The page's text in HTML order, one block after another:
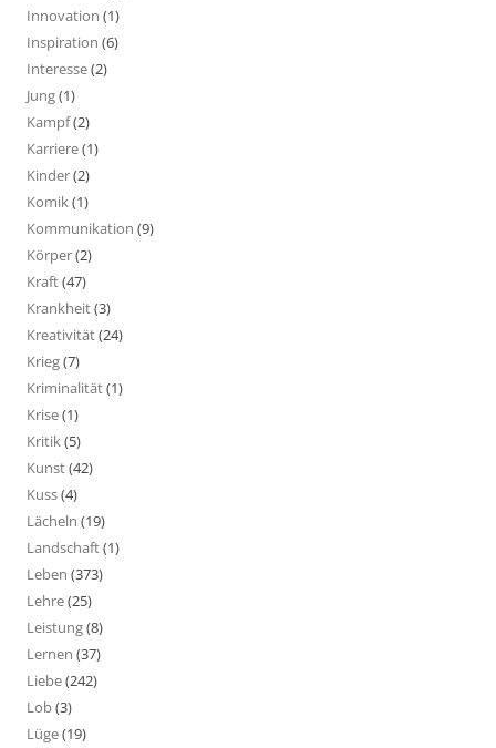
Innovation (1)
Inspiration (6)
Interesse(2)
Jung(1)
Kampf(2)
Karriere(1)
Kinder(2)
Komik(1)
Kommunikation (9)
Körper(2)
Kraft(47)
Krankheit(3)
Kreativität(24)
Krieg(7)
Kriminalität(1)
Krise(1)
Kritik(5)
Kunst(42)
Kuss(4)
Lächeln (19)
Landschaft(1)
Leben (373)
Lehre(25)
Leistung(8)
Lernen (37)
Liebe(242)
Lob(3)
Lüge(19)